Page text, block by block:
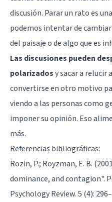
discusión. Parar un rato es
podemos intentar de
del paisaje o de algo que es
Las discusiones pueden
polarizadosy sacar a relucir
convertirse en otro motivo
viendo a las personas como
imponer su opinión. Eso
más.
Referencias bibliográficas:
Rozin, P.; Royzman, E. B.
dominance, and contagion".
Psychology Review. 5 (4):